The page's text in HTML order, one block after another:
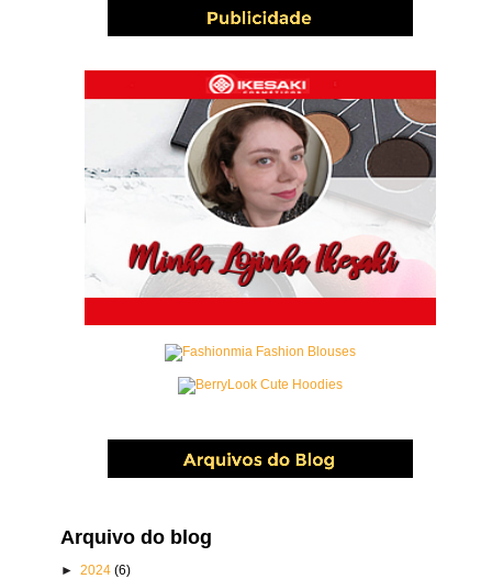
Arquivo do blog
►2024(6)